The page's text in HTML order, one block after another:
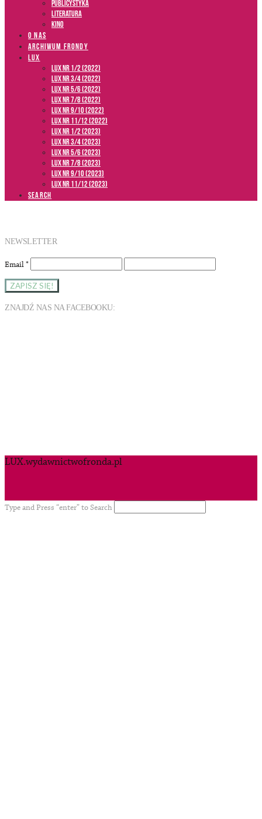
Publicystyka
Literatura
Kino
O NAS
ARCHIWUM FRONDY
LUX
LUX NR 1/2 (2022)
LUX NR 3/4 (2022)
LUX NR 5/6 (2022)
LUX NR 7/8 (2022)
LUX nr 9/10 (2022)
LUX NR 11/12 (2022)
LUX NR 1/2 (2023)
LUX NR 3/4 (2023)
LUX NR 5/6 (2023)
LUX NR 7/8 (2023)
LUX NR 9/10 (2023)
LUX NR 11/12 (2023)
SEARCH
NEWSLETTER
Email*
ZNAJDŹ NAS NA FACEBOOKU:
LUX.wydawnictwofronda.pl
Type and Press “enter” to Search